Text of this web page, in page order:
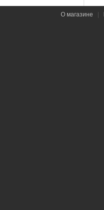
О магазине